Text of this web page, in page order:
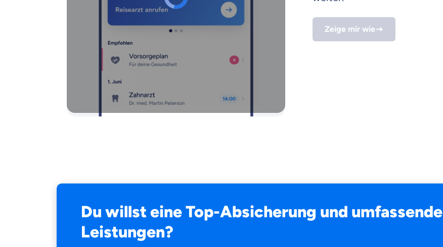
Zeige mir wie
Du willst eine Top-Absicherung und umfassende
Leistungen?